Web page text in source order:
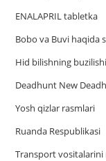
ENALAPRIL tabletka
Bobo va Buvi haqida
Hid bilishning buzilishi
Deadhunt New
Yosh qizlar rasmlari
Ruanda Respublikasi
Trаnsport vositаlаrini